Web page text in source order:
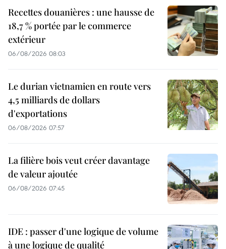
Recettes douanières : une hausse de
18,7 % portée par le commerce
extérieur
06/08/2026 08:03
Le durian vietnamien en route vers
4,5 milliards de dollars
d'exportations
06/08/2026 07:57
La filière bois veut créer davantage
de valeur ajoutée
06/08/2026 07:45
IDE : passer d'une logique de volume
à une logique de qualité